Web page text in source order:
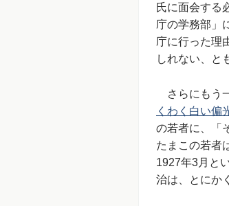
氏に面会する
庁の学務部」
庁に行った理
しれない、と
さらにもう
くわく白い偏
の若者に、「
たまこの若者
1927年3月と
治は、とにか